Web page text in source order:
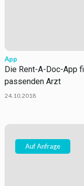
App
Die Rent-A-Doc-App
passenden Arzt
24.10.2018
Auf Anfrage